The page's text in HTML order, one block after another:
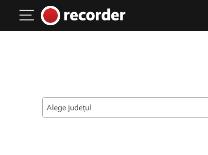
Main Navigation
Alege județul